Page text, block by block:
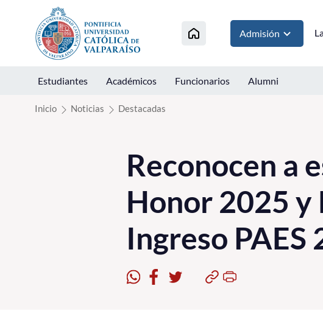
Click acá para ir directamente al contenido
Admisión
Estudiantes Académicos Funcionarios Alumni
Inicio Noticias Destacadas
Reconocen a
Honor 2025 y
Ingreso PAES